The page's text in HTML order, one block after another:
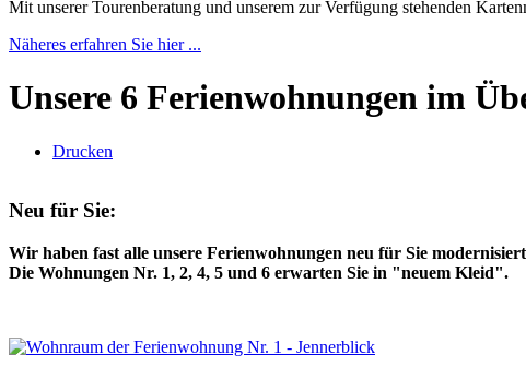
Mit unserer Tourenberatung und unserem zur Verfügung stehenden
Näheres erfahren Sie hier ...
Unsere 6 Ferienwohnungen im
Drucken
Neu für Sie:
Wir haben fast alle unsere Ferienwohnungen neu für Sie
Die Wohnungen Nr. 1, 2, 4, 5 und 6 erwarten Sie in "neuem Kleid".